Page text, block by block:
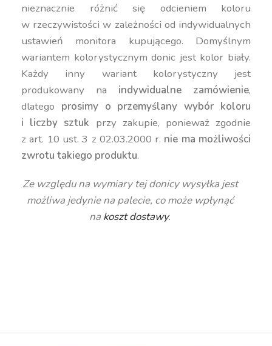
nieznacznie różnić się odcieniem koloru
w rzeczywistości w zależności od indywidualnych
ustawień monitora kupującego. Domyślnym
wariantem kolorystycznym donic jest kolor biały.
Każdy inny wariant kolorystyczny jest
produkowany na indywidualne zamówienie,
dlatego prosimy o przemyślany wybór koloru
i liczby sztuk przy zakupie, ponieważ zgodnie
z art. 10 ust. 3 z 02.03.2000 r. nie ma możliwości
zwrotu takiego produktu.
Ze względu na wymiary tej donicy wysyłka jest
możliwa jedynie na palecie, co może wpłynąć
na koszt dostawy.